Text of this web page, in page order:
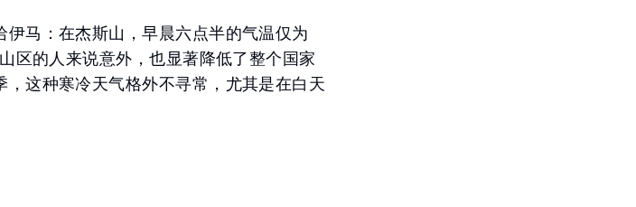
马：在杰斯山，早晨六点半的气温仅为
区的人来说意外，也显著降低了整个国家
这种寒冷天气格外不寻常，尤其是在白天